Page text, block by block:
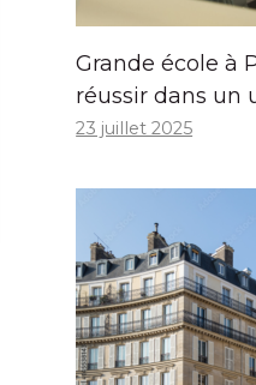
Grande école à
réussir dans un
23 juillet 2025